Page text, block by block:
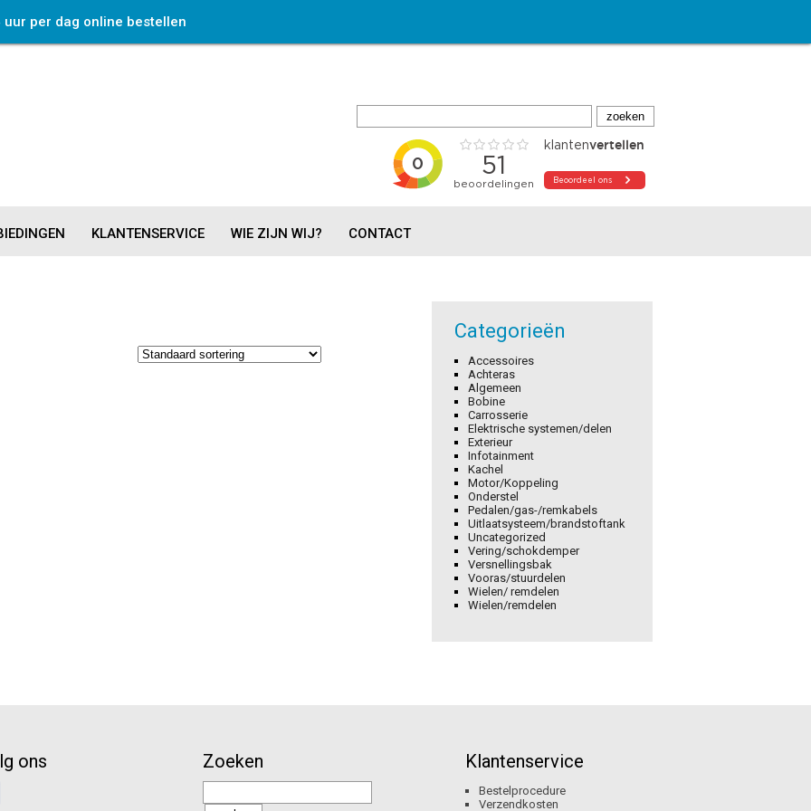
uur per dag online bestellen
KLANTENSERVICE WIE ZIJN WIJ? CONTACT
Categorieën
Accessoires
Achteras
Algemeen
Bobine
Carrosserie
Elektrische systemen/delen
Exterieur
Infotainment
Kachel
Motor/Koppeling
Onderstel
Pedalen/gas-/remkabels
Uitlaatsysteem/brandstoftank
Uncategorized
Vering/schokdemper
Versnellingsbak
Vooras/stuurdelen
Wielen/ remdelen
Wielen/remdelen
ons Zoeken Klantenservice
Bestelprocedure
Verzendkosten